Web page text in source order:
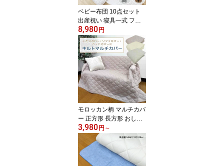
ベビー布団 10点セット
出産祝い 寝具一式 フル
セット イブル 綿100％
お昼寝布団セット 家庭用
おうち用 赤ちゃん キッ
ズ 子供 布団セット まと
め買い まとめて これだ
けでOK 保育園 幼稚園 入
園 出産準備 必需品 実用
的 防水 洗える 軽い 軽量
ギフト シンプル 送料無
料
8,980 円
モロッカン柄 マルチカバ
ー 正方形 長方形 おしゃ
れ マルチクロス 表生地
綿100％ 刺繍入り キルト
マルチカバー ベッドカバ
ー ソファカバー ラグ 敷
物 テーブルクロス こた
3,980 円 ～